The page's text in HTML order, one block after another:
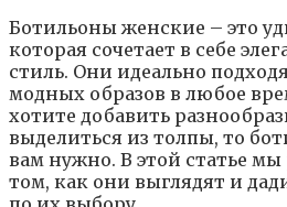
Ботильоны женские – это
которая сочетает в себе
стиль. Они идеально
модных образов в любое
хотите добавить
выделиться из толпы, то
вам нужно. В этой статье
том, как они выглядят и